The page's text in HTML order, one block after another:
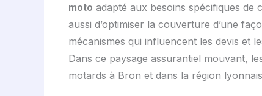
moto adapté aux besoins spécifiques de
aussi d’optimiser la couverture d’une
mécanismes qui influencent les devis et
Dans ce paysage assurantiel mouvant,
motards à Bron et dans la région